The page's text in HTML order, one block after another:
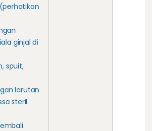
ginjal di
spuit,
larutan
steril.